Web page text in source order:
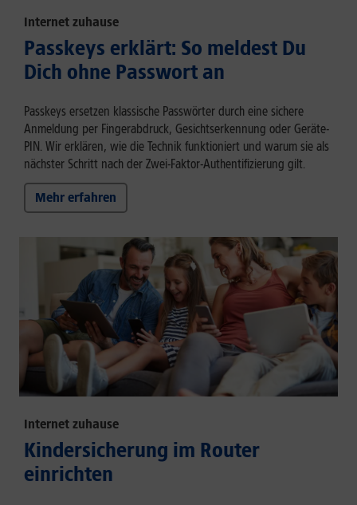
Internet zuhause
Passkeys erklärt: So meldest Du
Dich ohne Passwort an
Passkeys ersetzen klassische Passwörter durch eine sichere
Anmeldung per Fingerabdruck, Gesichtserkennung oder Geräte-
PIN. Wir erklären, wie die Technik funktioniert und warum sie als
nächster Schritt nach der Zwei-Faktor-Authentifizierung gilt.
Mehr erfahren
Internet zuhause
Kindersicherung im Router
einrichten